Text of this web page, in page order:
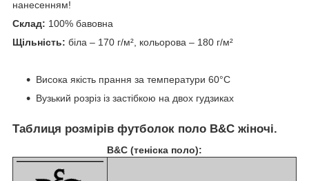
нанесенням!
Склад: 100% бавовна
Щільність: біла – 170 г/м², кольорова – 180 г/м²
Висока якість прання за температури 60°C
Вузький розріз із застібкою на двох гудзиках
Таблиця розмірів футболок поло B&C жіночі.
B&C (теніска поло):